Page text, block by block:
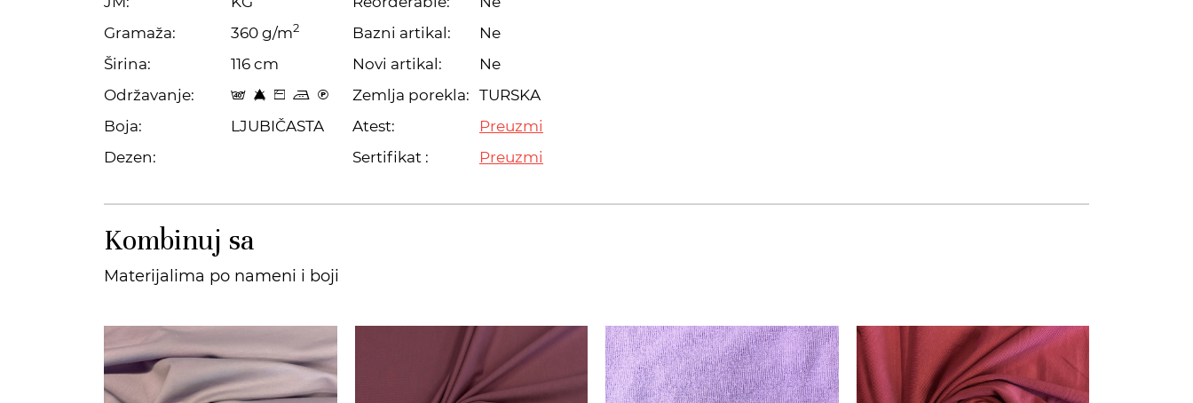
Gramaža:
360 g/m2
Širina:
116 cm
Održavanje:
t 8 Z p C
Boja:
LJUBIČASTA
Dezen:
Bazni artikal:
Ne
Novi artikal:
Ne
Zemlja porekla: TURSKA
Atest:
Preuzmi
Sertifikat :
Preuzmi
Kombinuj sa
Materijalima po nameni i boji